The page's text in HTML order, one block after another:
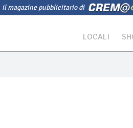
il magazine pubblicitario di
LOCALI